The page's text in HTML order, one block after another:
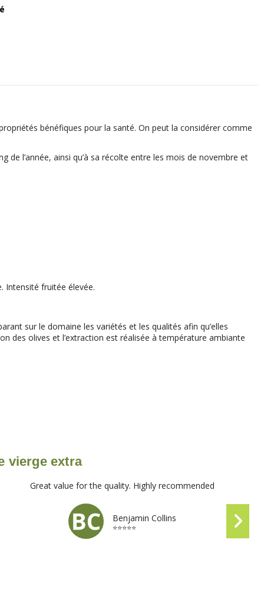
bénéfiques pour la santé. On peut la considérer comme
l’année, ainsi qu’à sa récolte entre les mois de novembre et
Intensité fruitée élevée.
sur le domaine les variétés et les qualités afin qu’elles
des olives et l’extraction est réalisée à température ambiante
vierge extra
Great value for the quality. Highly recommended
Benjamin Collins
⭐⭐⭐⭐⭐